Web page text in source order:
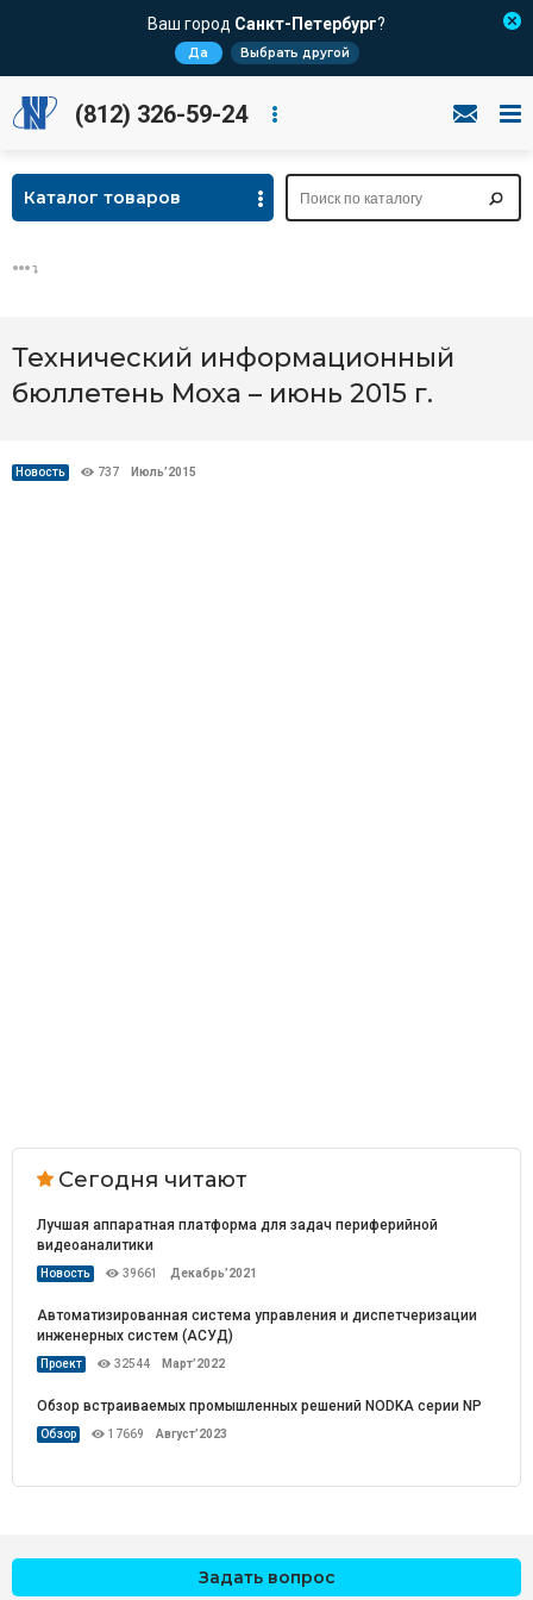
Ваш город Санкт-Петербург?
Да Выбрать другой
(812) 326-59-24
Каталог товаров
Технический информационный
бюллетень Moxa – июнь 2015 г.
Новость 737 Июль’2015
Сегодня читают
Лучшая аппаратная платформа для задач периферийной
видеоаналитики
Новость 39661 Декабрь’2021
Автоматизированная система управления и диспетчеризации
инженерных систем (АСУД)
Проект 32544 Март’2022
Обзор встраиваемых промышленных решений NODKA серии NP
Обзор 17669 Август’2023
Задать вопрос